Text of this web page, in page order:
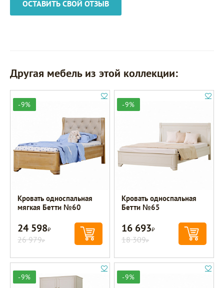
ОСТАВИТЬ СВОЙ ОТЗЫВ
Другая мебель из этой коллекции:
-9%
Кровать односпальная
мягкая Бетти №60
24 598Р
26 979Р
-9%
Кровать односпальная
Бетти №65
16 693Р
18 309Р
-9% -9%